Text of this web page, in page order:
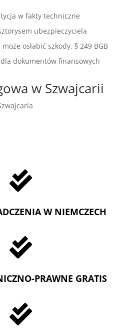
w fakty techniczne
ubezpieczyciela
osłabić szkody. § 249 BGB
dokumentów finansowych
w Szwajcarii

W NIEMCZECH

PRAWNE GRATIS
